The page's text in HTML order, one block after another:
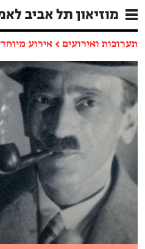
תערוכות ואירועים ← אירוע מיוחד